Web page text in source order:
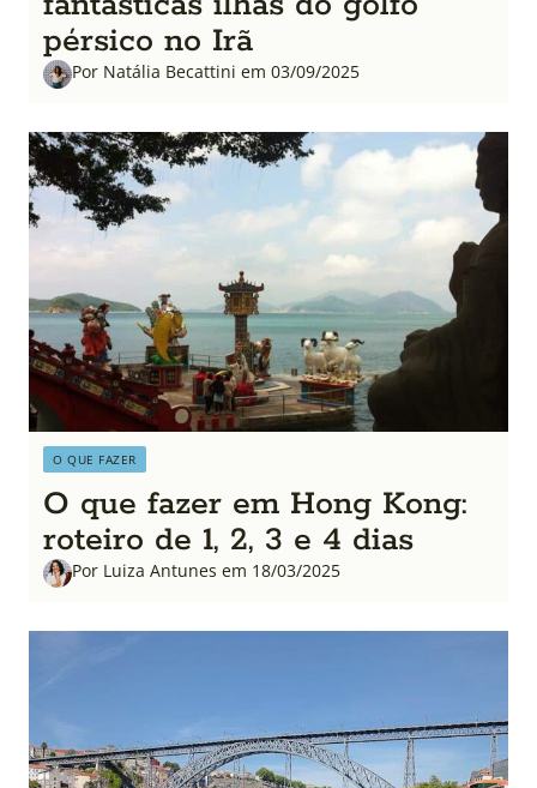
pérsico no Irã
Por Natália Becattini em 03/09/2025
O QUE FAZER
O que fazer em Hong Kong:
roteiro de 1, 2, 3 e 4 dias
Por Luiza Antunes em 18/03/2025